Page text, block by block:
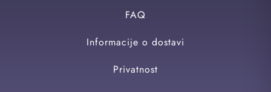
FAQ
Informacije o dostavi
Privatnost